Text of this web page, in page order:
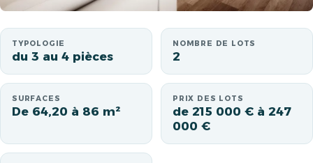
TYPOLOGIE
du 3 au 4 pièces
NOMBRE DE LOTS
2
SURFACES
De 64,20 à 86 m²
PRIX DES LOTS
de 215 000 € à 247
000 €